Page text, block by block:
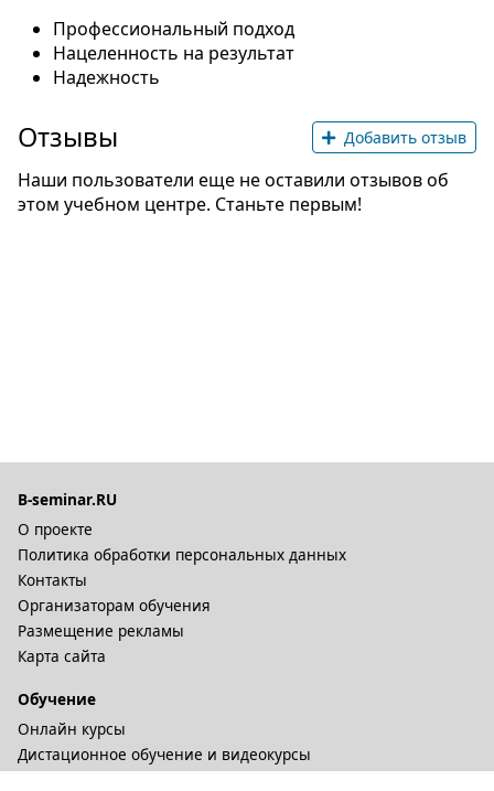
Профессиональный подход
Нацеленность на результат
Надежность
Отзывы Добавить отзыв
Наши пользователи еще не оставили отзывов об
этом учебном центре. Станьте первым!
B-seminar.RU
О проекте
Политика обработки персональных данных
Контакты
Организаторам обучения
Размещение рекламы
Карта сайта
Обучение
Онлайн курсы
Дистационное обучение и видеокурсы